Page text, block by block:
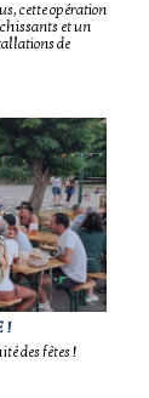
cette opération
et un
de
!
des fêtes !